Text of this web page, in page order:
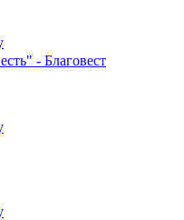
- Благовест